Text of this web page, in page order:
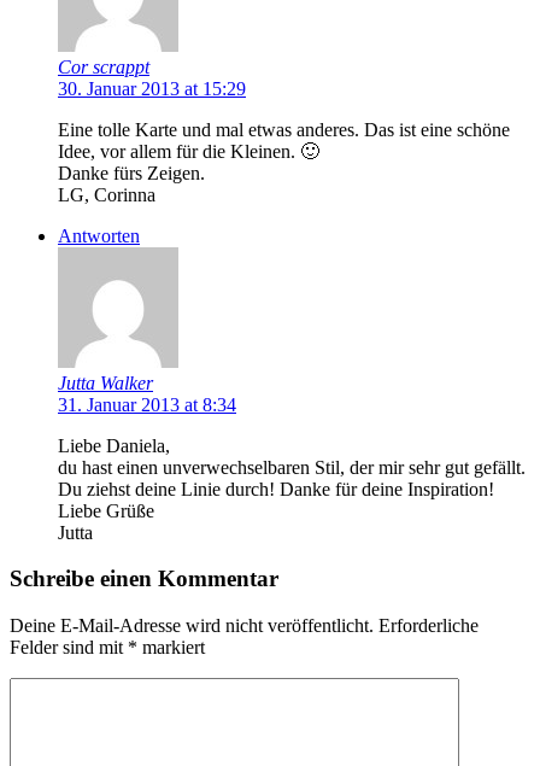
Cor scrappt
30. Januar 2013 at 15:29
Eine tolle Karte und mal etwas anderes. Das ist eine schöne
Idee, vor allem für die Kleinen. 🙂
Danke fürs Zeigen.
LG, Corinna
Antworten
Jutta Walker
31. Januar 2013 at 8:34
Liebe Daniela,
du hast einen unverwechselbaren Stil, der mir sehr gut gefällt.
Du ziehst deine Linie durch! Danke für deine Inspiration!
Liebe Grüße
Jutta
Schreibe einen Kommentar
Deine E-Mail-Adresse wird nicht veröffentlicht. Erforderliche
Felder sind mit * markiert